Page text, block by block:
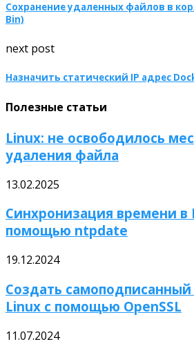
Сохранение удаленных файлов в
Bin)
next post
Назначить статический IP адрес
Полезные статьи
Linux: не освободилось
удаления файла
13.02.2025
Синхронизация времени в
помощью ntpdate
19.12.2024
Создать
Linux с помощью OpenSSL
11.07.2024